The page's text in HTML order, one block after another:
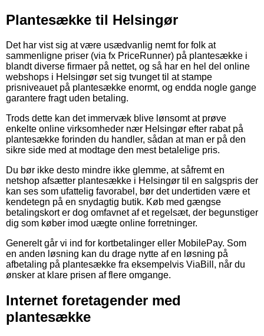
Plantesække til Helsingør
Det har vist sig at være usædvanlig nemt for folk at
sammenligne priser (via fx PriceRunner) på plantesække i
blandt diverse firmaer på nettet, og så har en hel del online
webshops i Helsingør set sig tvunget til at stampe
prisniveauet på plantesække enormt, og endda nogle gange
garantere fragt uden betaling.
Trods dette kan det immervæk blive lønsomt at prøve
enkelte online virksomheder nær Helsingør efter rabat på
plantesække forinden du handler, sådan at man er på den
sikre side med at modtage den mest betalelige pris.
Du bør ikke desto mindre ikke glemme, at såfremt en
netshop afsætter plantesække i Helsingør til en salgspris der
kan ses som ufattelig favorabel, bør det undertiden være et
kendetegn på en snydagtig butik. Køb med gængse
betalingskort er dog omfavnet af et regelsæt, der begunstiger
dig som køber imod uægte online forretninger.
Generelt går vi ind for kortbetalinger eller MobilePay. Som
en anden løsning kan du drage nytte af en løsning på
afbetaling på plantesække fra eksempelvis ViaBill, når du
ønsker at klare prisen af flere omgange.
Internet foretagender med
plantesække